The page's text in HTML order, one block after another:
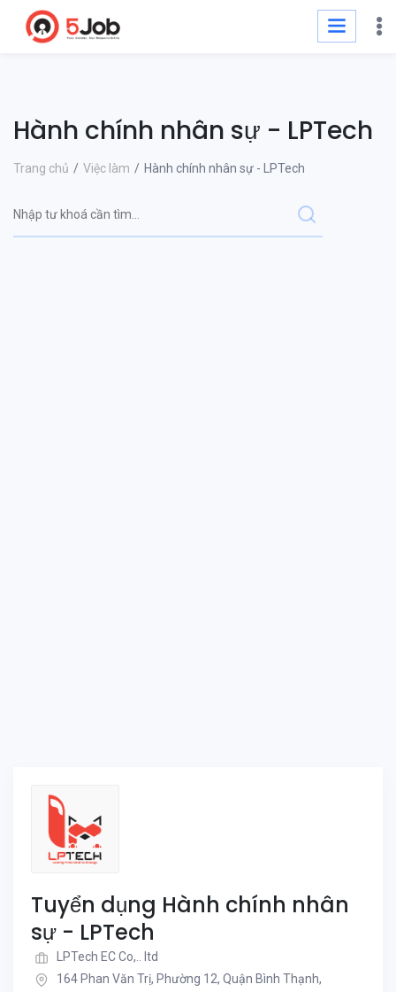
Hành chính nhân sự - LPTech
Trang chủ Việc làm Hành chính nhân sự - LPTech
Tuyển dụng Hành chính nhân
sự - LPTech
LPTech EC Co,.. ltd
164 Phan Văn Trị, Phường 12, Quận Bình Thạnh,